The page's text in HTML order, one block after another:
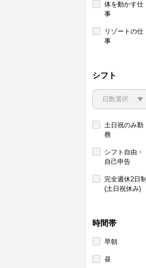
体を動かす仕
事
リゾートの仕
事
シフト
土日祝のみ勤
務
シフト自由・
自己申告
完全週休2日制
(土日祝休み)
時間帯
早朝
昼